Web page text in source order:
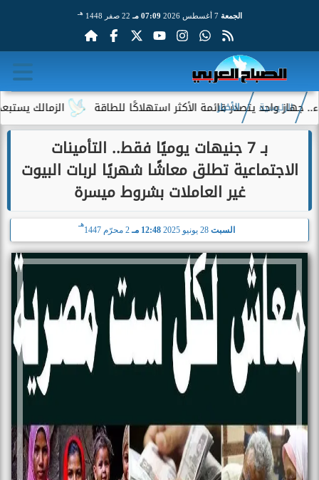
الجمعة 7 أغسطس 2026 07:09 مـ 22 صفر 1448 هـ
الزمالك يستبعد 4 لاعبين شباب من حساباته في الموسم الجديد يتصدر قائمة الأكثر استهلاكًا للطاقة
الرئيسية الأخبار
بـ 7 جنيهات يوميًا فقط.. التأمينات
الاجتماعية تطلق معاشًا شهريًا لربات البيوت
غير العاملات بشروط ميسرة
السبت 12:48 مـ 2 محرّم 1447
هـ